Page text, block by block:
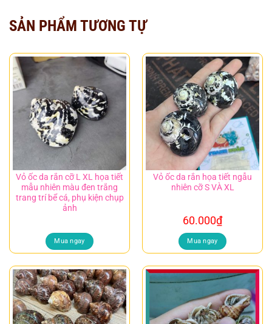
SẢN PHẨM TƯƠNG TỰ
Vỏ ốc da rắn cỡ L XL họa tiết
mẫu nhiên màu đen trắng
trang trí bể cá, phụ kiện chụp
ảnh
Mua ngay
Vỏ ốc da rắn họa tiết ngẫu
nhiên cỡ S VÀ XL
60.000₫
Mua ngay